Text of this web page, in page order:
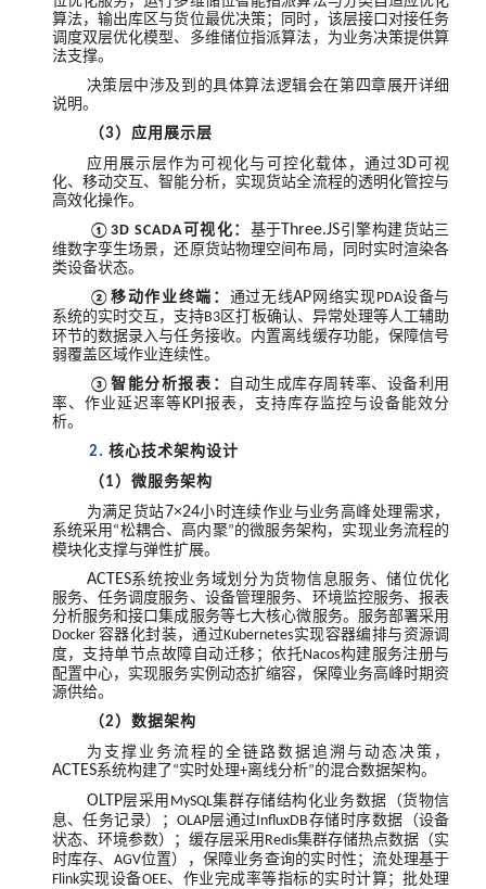
算法，输出库区与货位最优决策；同时，该层接口对接任务
调度双层优化模型、多维储位指派算法，为业务决策提供算
法支撑。
决策层中涉及到的具体算法逻辑会在第四章展开详细
说明。
（3）应用展示层
应用展示层作为可视化与可控化载体，通过 3D可视
化、移动交互、智能分析，实现货站全流程的透明化管控与
高效化操作。
①3D SCADA可视化： 基于Three.JS引擎构建货站三
维数字孪生场景，还原货站物理空间布局，同时实时渲染各
类设备状态。
②移动作业终端： 通过无线AP 网络实现PDA设备与
系统的实时交互，支持B3区打板确认、异常处理等人工辅助
环节的数据录入与任务接收。内置离线缓存功能，保障信号
弱覆盖区域作业连续性。
③智能分析报表：
自动生成库存周转率、设备利用
率、作业延迟率等 KPI 报表，支持库存监控与设备能效分
析。
2. 核心技术架构设计
（1 ）微服务架构
为满足货站7×24小时连续作业与业务高峰处理需求，
系统采用 “松耦合、高内聚”的微服务架构，实现业务流程的
模块化支撑与弹性扩展。
ACTES系统按业务域划分为货物信息服务、储位优化
服务、任务调度服务、设备管理服务、环境监控服务、报表
分析服务和接口集成服务等七大核心微服务。服务部署采用
Docker 容器化封装，通过Kubernetes实现容器编排与资源调
度，支持单节点故障自动迁移；依托Nacos构建服务注册与
配置中心，实现服务实例动态扩缩容，保障业务高峰时期资
源供给。
（2 ）数据架构
为支撑业务流程的全链路数据追溯与动态决策，
ACTES系统构建了“实时处理+离线分析”的混合数据架构。
OLTP层采用 MySQL集群存储结构化业务数据（货物信
息、任务记录）； OLAP层通过InfluxDB存储时序数据（设备
状态、环境参数）；缓存层采用 Redis集群存储热点数据（实
时库存、 AGV位置），保障业务查询的实时性；流处理基于
Flink实现设备OEE、作业完成率等指标的实时计算；批处理